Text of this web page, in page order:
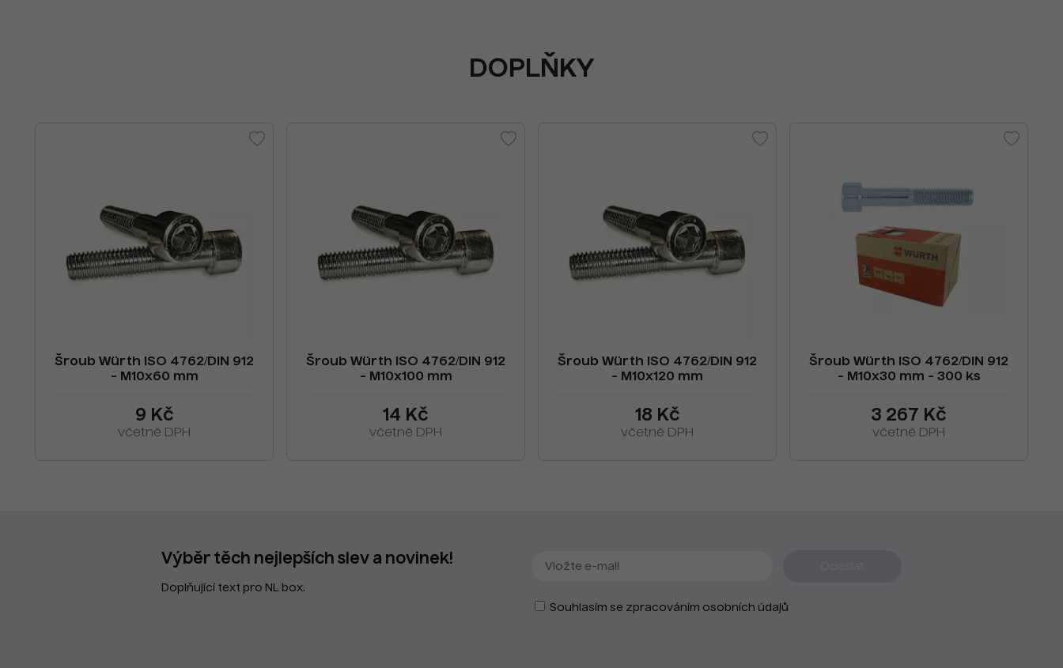
DOPLŇKY
Šroub Würth ISO 4762/DIN 912
- M10x60 mm
9 Kč
včetně DPH
Šroub Würth ISO 4762/DIN 912
- M10x100 mm
14 Kč
včetně DPH
Šroub Würth ISO 4762/DIN 912
- M10x120 mm
18 Kč
včetně DPH
Šroub Würth ISO 4762/DIN 912
- M10x30 mm - 300 ks
3 267 Kč
včetně DPH
Výběr těch nejlepších slev a novinek!
Doplňující text pro NL box.
Souhlasím se zpracováním osobních údajů